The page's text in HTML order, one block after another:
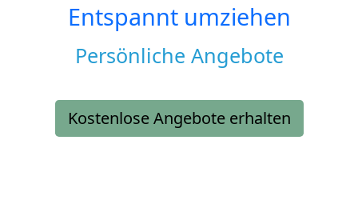
Entspannt umziehen
Persönliche Angebote
Kostenlose Angebote erhalten